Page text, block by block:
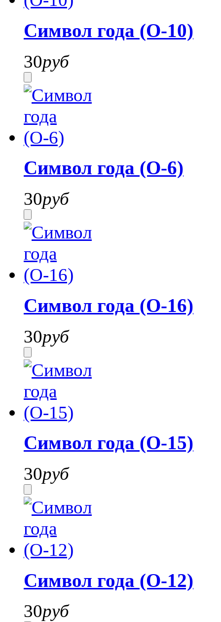
Символ года (О-10)
30руб
Символ года (О-6)
30руб
Символ года (О-16)
30руб
Символ года (О-15)
30руб
Символ года (О-12)
30руб